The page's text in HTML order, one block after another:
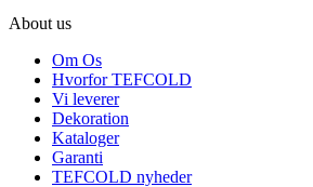
About us
Om Os
Hvorfor TEFCOLD
Vi leverer
Dekoration
Kataloger
Garanti
TEFCOLD nyheder